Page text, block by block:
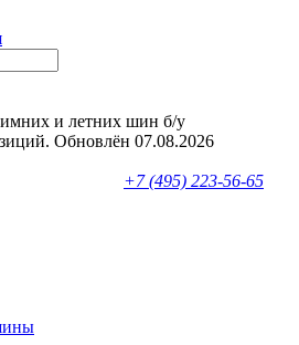
и летних шин б/у
Обновлён 07.08.2026
+7 (495) 223-56-65